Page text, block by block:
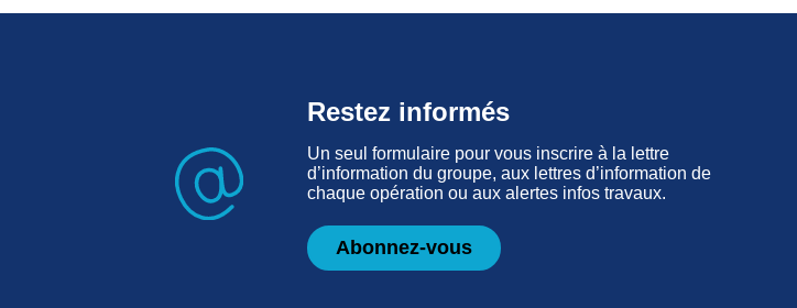
Restez informés
Un seul formulaire pour vous inscrire à la lettre
d’information du groupe, aux lettres d’information de
chaque opération ou aux alertes infos travaux.
Abonnez-vous